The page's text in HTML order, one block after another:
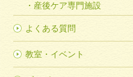
産後ケア専門施設
よくある質問
教室・イベント